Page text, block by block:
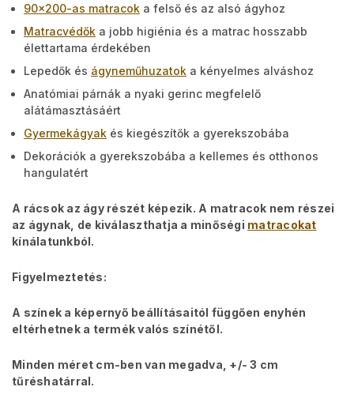
90x200-as matracok a felső és az alsó ágyhoz
Matracvédők a jobb higiénia és a matrac hosszabb
élettartama érdekében
Lepedők és ágyneműhuzatok a kényelmes alváshoz
Anatómiai párnák a nyaki gerinc megfelelő
alátámasztásáért
Gyermekágyak és kiegészítők a gyerekszobába
Dekorációk a gyerekszobába a kellemes és otthonos
hangulatért
A rácsok az ágy részét képezik. A matracok nem részei
az ágynak, de kiválaszthatja a minőségi matracokat
kínálatunkból.
Figyelmeztetés:
A színek a képernyő beállításaitól függően enyhén
eltérhetnek a termék valós színétől.
Minden méret cm-ben van megadva, +/- 3 cm
tűréshatárral.